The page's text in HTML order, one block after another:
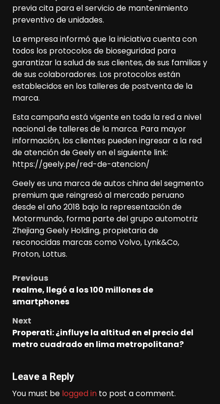
previa cita para el servicio de mantenimiento
preventivo de unidades.
La empresa informó que la iniciativa cuenta con
todos los protocolos de bioseguridad para
garantizar la salud de sus clientes, de sus familias y
de sus colaboradores. Los protocolos están
establecidos en los talleres de postventa de la
marca.
Esta campaña está vigente en toda la red a nivel
nacional de talleres de la marca. Para mayor
información, los clientes pueden ingresar a la red
de atención de Geely en el siguiente link:
https://geely.pe/red-de-atencion/
Geely es una marca de autos china del segmento
premium que reingresó al mercado peruano
desde el año 2018 bajo la representación de
Motormundo, forma parte del grupo automotriz
Zhejiang Geely Holding, propietaria de
reconocidas marcas como Volvo, Lynk&Co,
Proton, Lottus.
Post
navigation
Previous
realme, llegó a los 100 millones de
smartphones
Next
Properati: ¿influye la altitud en el precio del
metro cuadrado en lima metropolitana?
Leave a Reply
You must be logged in to post a comment.